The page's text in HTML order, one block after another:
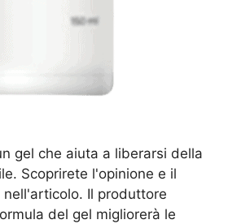
gel che aiuta a liberarsi della
Scoprirete l'opinione e il
Il produttore
del gel migliorerà le